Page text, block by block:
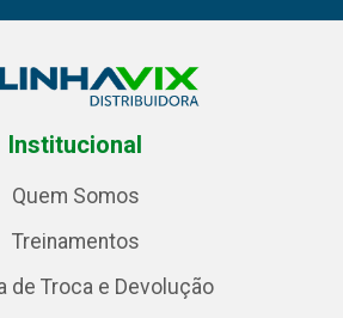
Institucional
Quem Somos
Treinamentos
de Troca e Devolução